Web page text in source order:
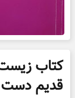
کتاب
قدیم